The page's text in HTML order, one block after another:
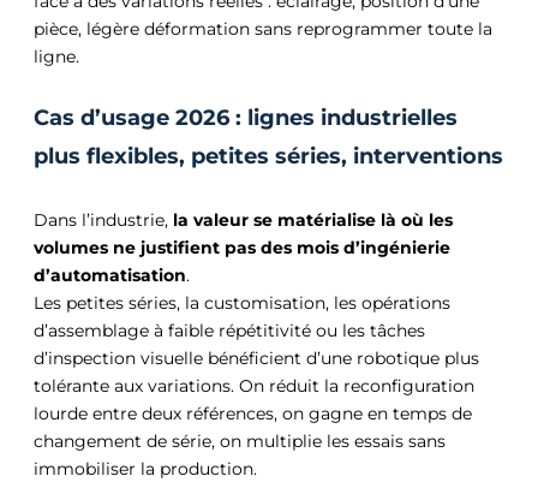
pièce, légère déformation sans reprogrammer toute la
ligne.
Cas d’usage 2026 : lignes industrielles
plus flexibles, petites séries, interventions
Dans l’industrie,la valeur se matérialise là où les
volumes ne justifient pas des mois d’ingénierie
d’automatisation.
Les petites séries, la customisation, les opérations
d’assemblage à faible répétitivité ou les tâches
d’inspection visuelle bénéficient d’une robotique plus
tolérante aux variations. On réduit la reconfiguration
lourde entre deux références, on gagne en temps de
changement de série, on multiplie les essais sans
immobiliser la production.